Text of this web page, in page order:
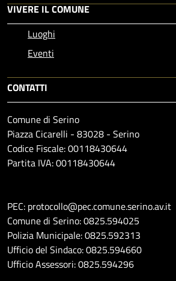
VIVERE IL COMUNE
Luoghi
Eventi
CONTATTI
Comune di Serino
Piazza Cicarelli - 83028 - Serino
Codice Fiscale: 00118430644
Partita IVA: 00118430644
PEC: protocollo@pec.comune.serino.av.it
Comune di Serino: 0825.594025
Polizia Municipale: 0825.592313
Ufficio del Sindaco: 0825.594660
Ufficio Assessori: 0825.594296